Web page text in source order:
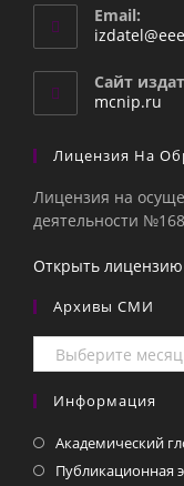
Email:
Сайт
mcnip.ru
Лицензия На
Лицензия на
деятельности
Открыть лицензию
Архивы СМИ
Архивы
СМИ
Информация
Академический
Публикационная